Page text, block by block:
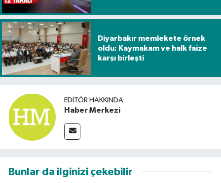
Diyarbakır memlekete örnek
oldu: Kaymakam ve halk faize
karşı birleşti
EDITÖR HAKKINDA
Haber Merkezi
Bunlar da ilginizi çekebilir